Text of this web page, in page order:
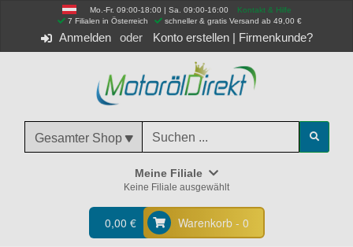
Mo.-Fr. 09:00-18:00 | Sa. 09:00-16:00
Kontakt & Hilfe
7 Filialen in Österreich
schneller & gratis Versand ab 49,00 €
Anmelden Konto erstellen| Firmenkunde?
Gesamter Shop
Meine Filiale
Keine Filiale ausgewählt
0,00 € Warenkorb - 0